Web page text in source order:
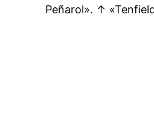
Peñarol». ↑